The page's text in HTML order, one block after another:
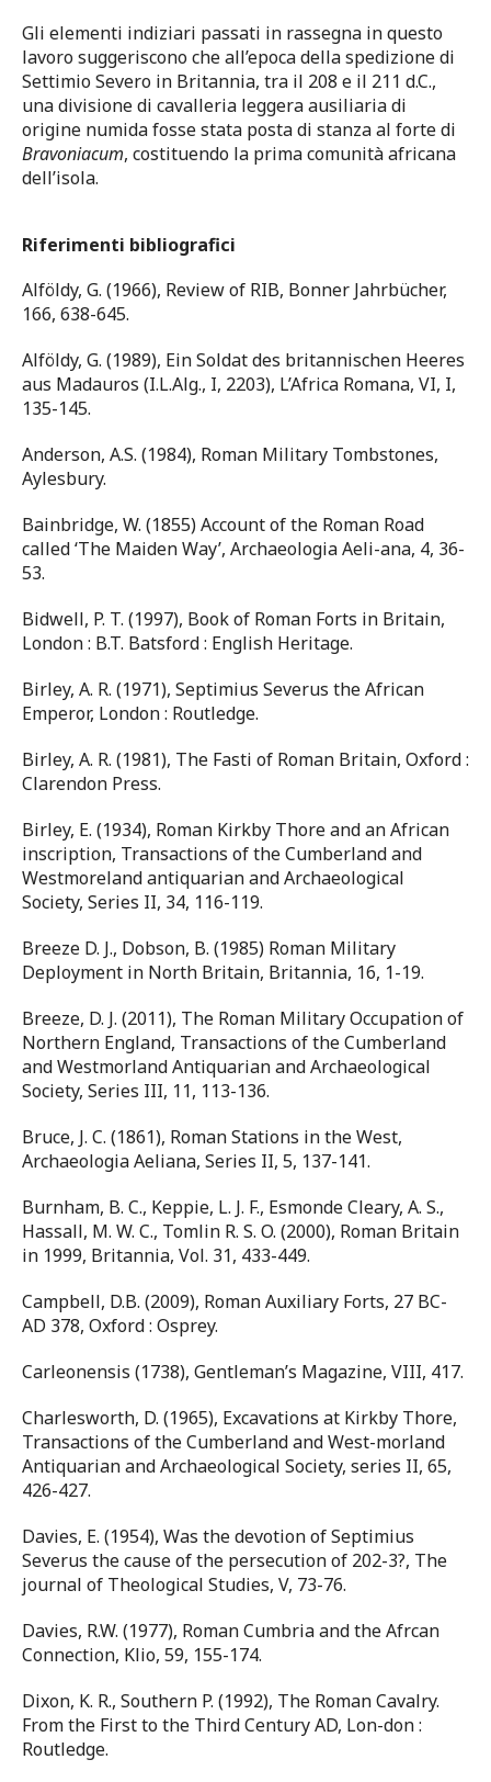
Gli elementi indiziari passati in rassegna in questo
lavoro suggeriscono che all’epoca della spedizione di
Settimio Severo in Britannia, tra il 208 e il 211 d.C.,
una divisione di cavalleria leggera ausiliaria di
origine numida fosse stata posta di stanza al forte di
Bravoniacum, costituendo la prima comunità africana
dell’isola.
Riferimenti bibliografici
Alföldy, G. (1966), Review of RIB, Bonner Jahrbücher,
166, 638-645.
Alföldy, G. (1989), Ein Soldat des britannischen Heeres
aus Madauros (I.L.Alg., I, 2203), L’Africa Romana, VI, I,
135-145.
Anderson, A.S. (1984), Roman Military Tombstones,
Aylesbury.
Bainbridge, W. (1855) Account of the Roman Road
called ‘The Maiden Way’, Archaeologia Aeli-ana, 4, 36-
53.
Bidwell, P. T. (1997), Book of Roman Forts in Britain,
London : B.T. Batsford : English Heritage.
Birley, A. R. (1971), Septimius Severus the African
Emperor, London : Routledge.
Birley, A. R. (1981), The Fasti of Roman Britain, Oxford :
Clarendon Press.
Birley, E. (1934), Roman Kirkby Thore and an African
inscription, Transactions of the Cumberland and
Westmoreland antiquarian and Archaeological
Society, Series II, 34, 116-119.
Breeze D. J., Dobson, B. (1985) Roman Military
Deployment in North Britain, Britannia, 16, 1-19.
Breeze, D. J. (2011), The Roman Military Occupation of
Northern England, Transactions of the Cumberland
and Westmorland Antiquarian and Archaeological
Society, Series III, 11, 113-136.
Bruce, J. C. (1861), Roman Stations in the West,
Archaeologia Aeliana, Series II, 5, 137-141.
Burnham, B. C., Keppie, L. J. F., Esmonde Cleary, A. S.,
Hassall, M. W. C., Tomlin R. S. O. (2000), Roman Britain
in 1999, Britannia, Vol. 31, 433-449.
Campbell, D.B. (2009), Roman Auxiliary Forts, 27 BC-
AD 378, Oxford : Osprey.
Carleonensis (1738), Gentleman’s Magazine, VIII, 417.
Charlesworth, D. (1965), Excavations at Kirkby Thore,
Transactions of the Cumberland and West-morland
Antiquarian and Archaeological Society, series II, 65,
426-427.
Davies, E. (1954), Was the devotion of Septimius
Severus the cause of the persecution of 202-3?, The
journal of Theological Studies, V, 73-76.
Davies, R.W. (1977), Roman Cumbria and the Afrcan
Connection, Klio, 59, 155-174.
Dixon, K. R., Southern P. (1992), The Roman Cavalry.
From the First to the Third Century AD, Lon-don :
Routledge.